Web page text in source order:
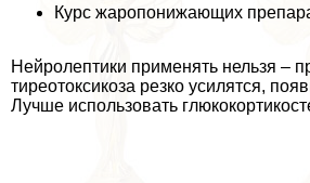
Курс жаропонижающих
Нейролептики применять нельзя –
тиреотоксикоза резко усилятся,
Лучше использовать